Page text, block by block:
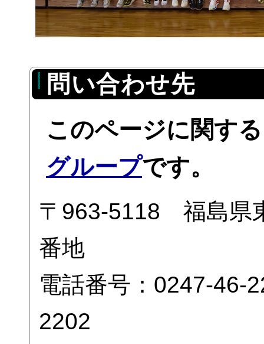
問い合わせ先
このページに関す
グループです。
〒963-5118 福島県
番地
電話番号：0247-
2202